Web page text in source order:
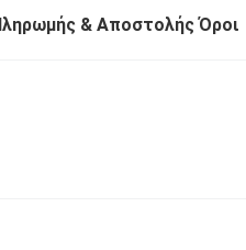
& Αποστολής Όροι